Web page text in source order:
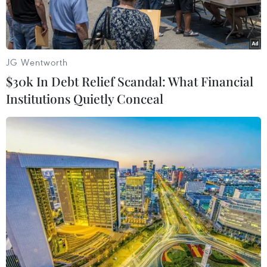
Tân Bộ trưởng Tài chính Anh Sajid Javid. (Ảnh: THX/TTXVN)
Tân Bộ trưởng Tài chính Anh Sajid Javid sẽ công
bố kế hoạch chi khoảng 1 tỷ bảng Anh để sẵn
sàng cho kịch bản Anh rời khỏi Liên minh châu
Âu (EU) không thỏa thuận vào tháng 10 tới.
JG Wentworth
$30k In Debt Relief Scandal: What Financial
Institutions Quietly Conceal